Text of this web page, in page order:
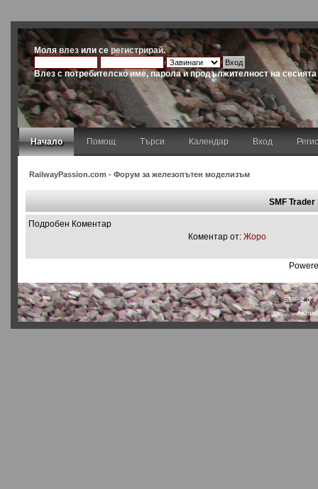
Молявлез или серегистрирай.
Влез с потребителско име, парола и продължителност на сесията
Начало Помощ Търси Календар Вход
RailwayPassion.com - Форум за железопътен моделизъм
SMF
Подробен Коментар
Коментар от: Жоро
SMF 2.0.4